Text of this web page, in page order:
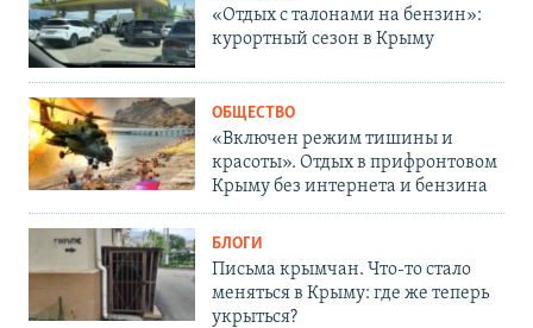
«Отдых с талонами на бензин»:
курортный сезон в Крыму
ОБЩЕСТВО
«Включен режим тишины и
красоты». Отдых в прифронтовом
Крыму без интернета и бензина
БЛОГИ
Письма крымчан. Что-то стало
меняться в Крыму: где же теперь
укрыться?